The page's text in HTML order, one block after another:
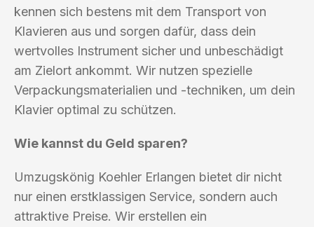
kennen sich bestens mit dem Transport von
Klavieren aus und sorgen dafür, dass dein
wertvolles Instrument sicher und unbeschädigt
am Zielort ankommt. Wir nutzen spezielle
Verpackungsmaterialien und -techniken, um dein
Klavier optimal zu schützen.
Wie kannst du Geld sparen?
Umzugskönig Koehler Erlangen bietet dir nicht
nur einen erstklassigen Service, sondern auch
attraktive Preise. Wir erstellen ein